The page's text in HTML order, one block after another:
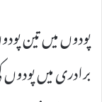
پودوں میں تین
برادری میں پودوں